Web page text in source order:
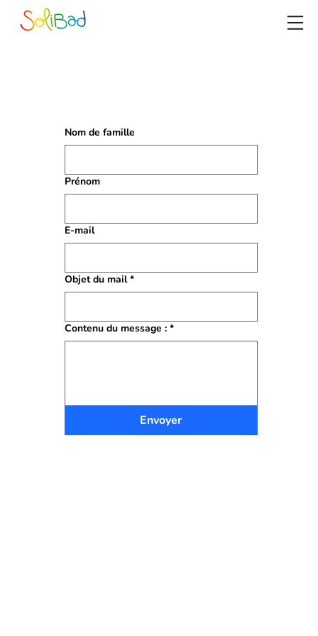
Nom de famille
Prénom
E‑mail
Objet du mail *
Contenu du message : *
Envoyer